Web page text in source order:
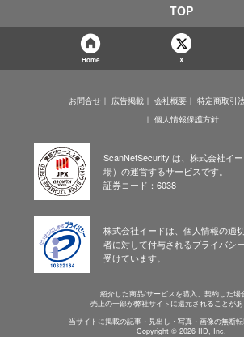
TOP
Home X
お問合せ 広告掲載 会社概要
特定商取引
個人情報保護方針
ScanNetSecurity は、株式会社イ
場）の運営するサービスです。
証券コード：6038
株式会社イードは、個人情報の適
者に対して付与されるプライバシ
受けています。
紹介した商品/サービスを購入、契約した場
売上の一部が弊社サイトに還元されることがあ
当サイトに掲載の記事・見出し・写真・画像の無断転
Copyright © 2026 IID, Inc.